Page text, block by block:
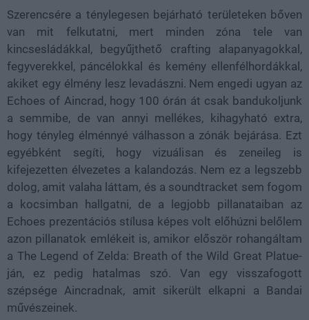
Szerencsére a ténylegesen bejárható területeken bőven
van mit felkutatni, mert minden zóna tele van
kincsesládákkal, begyűjthető crafting alapanyagokkal,
fegyverekkel, páncélokkal és kemény ellenfélhordákkal,
akiket egy élmény lesz levadászni. Nem engedi ugyan az
Echoes of Aincrad, hogy 100 órán át csak bandukoljunk
a semmibe, de van annyi mellékes, kihagyható extra,
hogy tényleg élménnyé válhasson a zónák bejárása. Ezt
egyébként segíti, hogy vizuálisan és zeneileg is
kifejezetten élvezetes a kalandozás. Nem ez a legszebb
dolog, amit valaha láttam, és a soundtracket sem fogom
a kocsimban hallgatni, de a legjobb pillanataiban az
Echoes prezentációs stílusa képes volt előhúzni belőlem
azon pillanatok emlékeit is, amikor először rohangáltam
a The Legend of Zelda: Breath of the Wild Great Platue-
ján, ez pedig hatalmas szó. Van egy visszafogott
szépsége Aincradnak, amit sikerült elkapni a Bandai
művészeinek.